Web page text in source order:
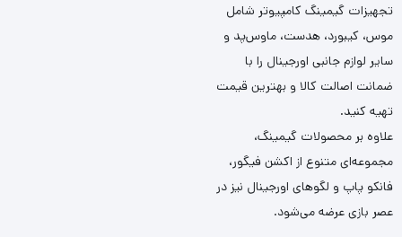
تجهیزات گیمینگ کامپیوتر شامل
موس، کیبورد، هدست، ماوس‌پد و
سایر لوازم جانبی اورجینال را با
ضمانت اصالت کالا و بهترین قیمت
تهیه کنید.
علاوه بر محصولات گیمینگ،
مجموعه‌ای متنوع از اکشن فیگور،
فانکو پاپ و لگوهای اورجینال نیز در
عصر بازی عرضه می‌شود.